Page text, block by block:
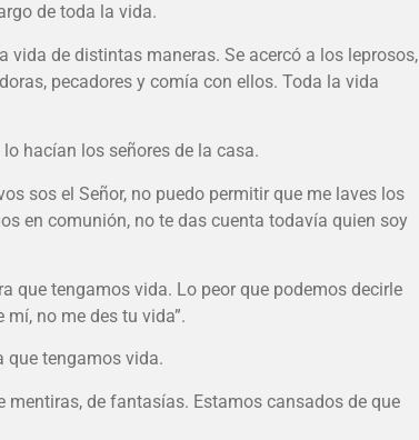
de toda la vida.
vida de distintas maneras. Se acercó a los leprosos,
pecadores y comía con ellos. Toda la vida
hacían los señores de la casa.
sos el Señor, no puedo permitir que me laves los
en comunión, no te das cuenta todavía quien soy
que tengamos vida. Lo peor que podemos decirle
mí, no me des tu vida”.
que tengamos vida.
de fantasías. Estamos cansados de que